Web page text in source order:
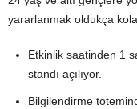
yararlanmak oldukça
Etkinlik saatinden 1
standı açılıyor.
Bilgilendirme